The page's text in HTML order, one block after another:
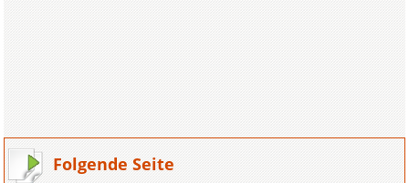
Folgende Seite